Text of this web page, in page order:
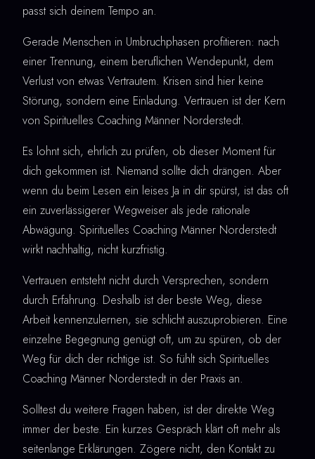
passt sich deinem Tempo an.
Gerade Menschen in Umbruchphasen profitieren: nach
einer Trennung, einem beruflichen Wendepunkt, dem
Verlust von etwas Vertrautem. Krisen sind hier keine
Störung, sondern eine Einladung. Vertrauen ist der Kern
von Spirituelles Coaching Männer Norderstedt.
Es lohnt sich, ehrlich zu prüfen, ob dieser Moment für
dich gekommen ist. Niemand sollte dich drängen. Aber
wenn du beim Lesen ein leises Ja in dir spürst, ist das oft
ein zuverlässigerer Wegweiser als jede rationale
Abwägung. Spirituelles Coaching Männer Norderstedt
wirkt nachhaltig, nicht kurzfristig.
Vertrauen entsteht nicht durch Versprechen, sondern
durch Erfahrung. Deshalb ist der beste Weg, diese
Arbeit kennenzulernen, sie schlicht auszuprobieren. Eine
einzelne Begegnung genügt oft, um zu spüren, ob der
Weg für dich der richtige ist. So fühlt sich Spirituelles
Coaching Männer Norderstedt in der Praxis an.
Solltest du weitere Fragen haben, ist der direkte Weg
immer der beste. Ein kurzes Gespräch klärt oft mehr als
seitenlange Erklärungen. Zögere nicht, den Kontakt zu